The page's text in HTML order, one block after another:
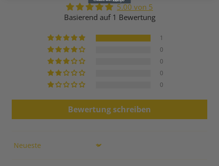
5.00 von 5
Basierend auf 1 Bewertung
1
0
0
0
0
Bewertung schreiben
Sort by